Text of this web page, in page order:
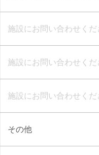
施設にお問い合わせくだ
施設にお問い合わせくだ
施設にお問い合わせくだ
その他